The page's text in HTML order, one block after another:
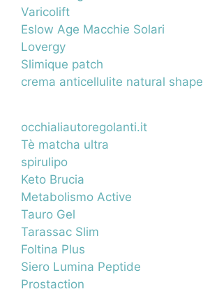
Varicolift
Eslow Age Macchie Solari
Lovergy
Slimique patch
crema anticellulite natural shape
occhialiautoregolanti.it
Tè matcha ultra
spirulipo
Keto Brucia
Metabolismo Active
Tauro Gel
Tarassac Slim
Foltina Plus
Siero Lumina Peptide
Prostaction